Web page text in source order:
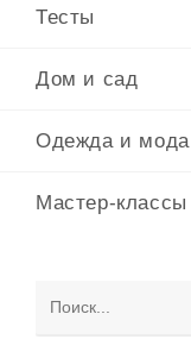
Тесты
Дом и сад
Одежда и мода
Мастер-классы